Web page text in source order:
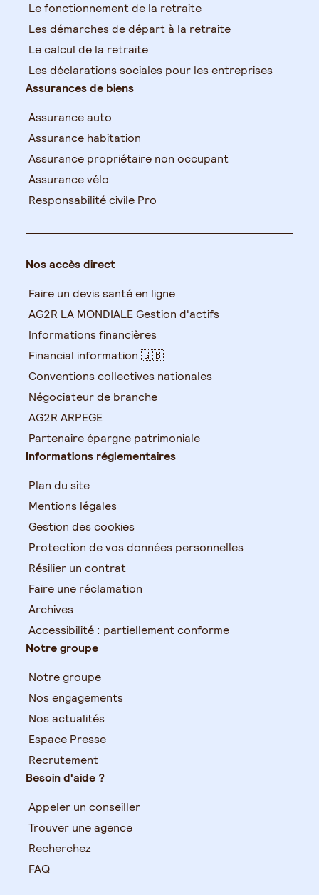
Le fonctionnement de la retraite
Les démarches de départ à la retraite
Le calcul de la retraite
Les déclarations sociales pour les entreprises
Assurances de biens
Assurance auto
Assurance habitation
Assurance propriétaire non occupant
Assurance vélo
Responsabilité civile Pro
Nos accès direct
Faire un devis santé en ligne
AG2R LA MONDIALE Gestion d'actifs
Informations financières
Financial information 🇬🇧
Conventions collectives nationales
Négociateur de branche
AG2R ARPEGE
Partenaire épargne patrimoniale
Informations réglementaires
Plan du site
Mentions légales
Gestion des cookies
Protection de vos données personnelles
Résilier un contrat
Faire une réclamation
Archives
Accessibilité : partiellement conforme
Notre groupe
Notre groupe
Nos engagements
Nos actualités
Espace Presse
Recrutement
Besoin d'aide ?
Appeler un conseiller
Trouver une agence
Recherchez
FAQ